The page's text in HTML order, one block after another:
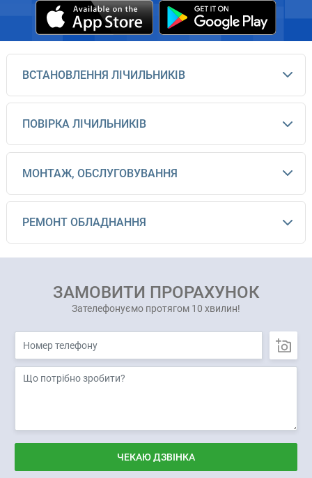
ВСТАНОВЛЕННЯ ЛІЧИЛЬНИКІВ
ПОВІРКА ЛІЧИЛЬНИКІВ
МОНТАЖ, ОБСЛУГОВУВАННЯ
РЕМОНТ ОБЛАДНАННЯ
ЗАМОВИТИ ПРОРАХУНОК
Зателефонуємо протягом 10 хвилин!
ЧЕКАЮ ДЗВІНКА